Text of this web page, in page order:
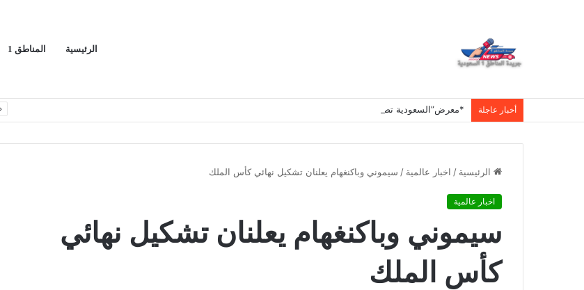
الرئيسية المناطق 1
أخبار عاجلة
الرئيسية / اخبار عالمية / سيموني وباكنغهام يعلنان تشكيل نهائي كأس الملك
اخبار عالمية
سيموني وباكنغهام يعلنان تشكيل نهائي
كأس الملك